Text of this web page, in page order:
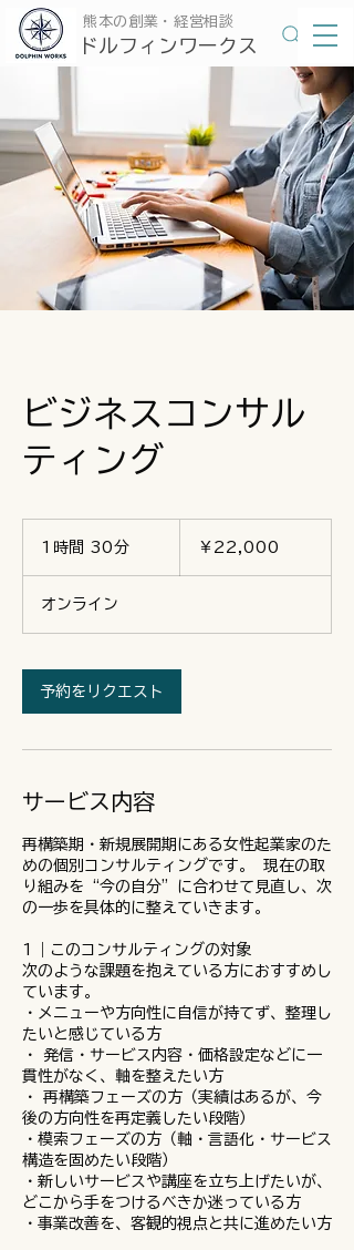
​ドルフィンワークス
​熊本の創業・経営相談
ビジネスコンサル
ティング
1時間 30分
分
￥22,000
オンライン
予約をリクエスト
サービス内容
再構築期・新規展開期にある女性起業家のた
めの個別コンサルティングです。 現在の取
り組みを“今の自分”に合わせて見直し、次
の一歩を具体的に整えていきます。
1｜このコンサルティングの対象
次のような課題を抱えている方におすすめし
ています。
・メニューや方向性に自信が持てず、整理し
たいと感じている方
・ 発信・サービス内容・価格設定などに一
貫性がなく、軸を整えたい方
・ 再構築フェーズの方（実績はあるが、今
後の方向性を再定義したい段階）
・模索フェーズの方（軸・言語化・サービス
構造を固めたい段階）
・新しいサービスや講座を立ち上げたいが、
どこから手をつけるべきか迷っている方
・事業改善を、客観的視点と共に進めたい方